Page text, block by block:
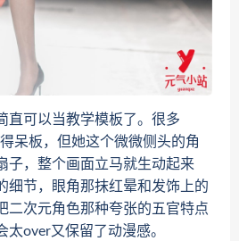
可以当教学模板了。很多
呆板，但她这个微微侧头的角
子，整个画面立马就生动起来
细节，眼角那抹红晕和发饰上的
二次元角色那种夸张的五官特点
太over又保留了动漫感。